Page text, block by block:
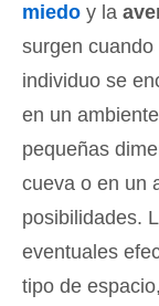
miedo y la
surgen cuando
individuo se
en un
pequeñas
cueva o en un
posibilidades.
eventuales
tipo de